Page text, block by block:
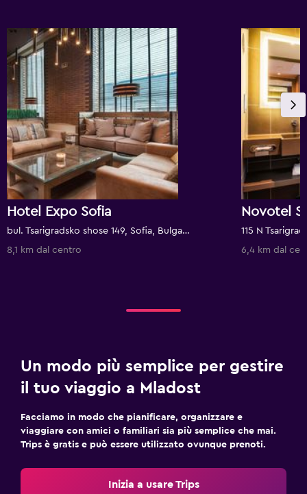
Hotel Expo Sofia
bul. Tsarigradsko shose 149, Sofia, Bulgaria
8,1 km dal centro
Novotel
6,4 km dal
Un modo più semplice per gestire
il tuo viaggio a Mladost
Facciamo in modo che pianificare, organizzare e
viaggiare con amici o familiari sia più semplice che mai.
Trips è gratis e può essere utilizzato ovunque prenoti.
Inizia a usare Trips